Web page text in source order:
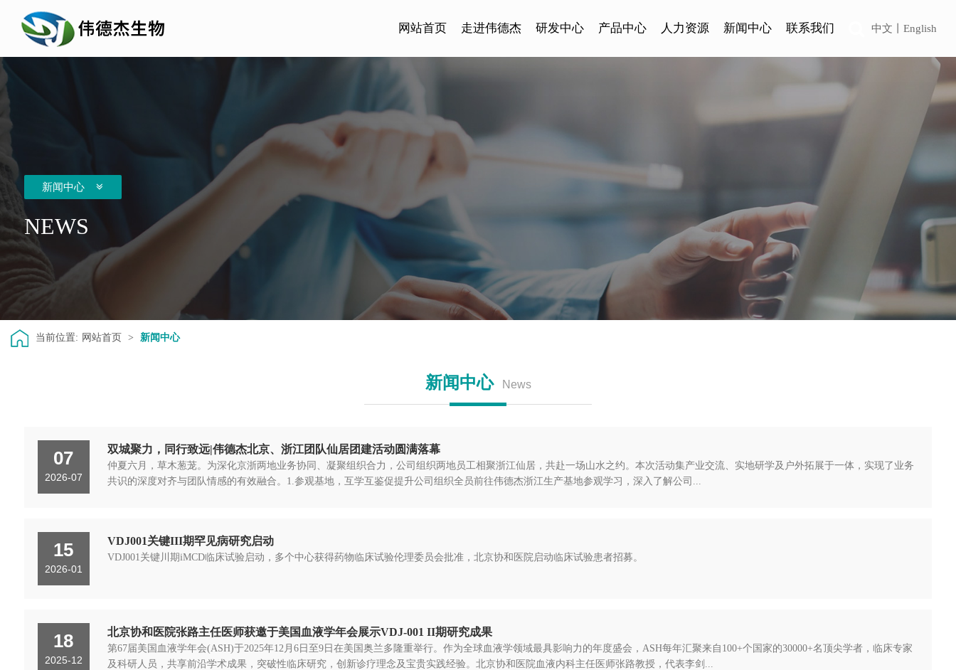
网站首页 走进伟德杰 研发中心 产品中心 人力资源 新闻中心 联系我们 中文 丨English
新闻中心
NEWS
当前位置: 网站首页 > 新闻中心
新闻中心 News
07
2026-07
双城聚力，同行致远|伟德杰北京、浙江团队仙居团建活动圆满落幕
仲夏六月，草木葱茏。为深化京浙两地业务协同、凝聚组织合力，公司组织两地员工相聚浙江仙居，共赴一场山水之约。本次活动集产业交流、实地研学及户外拓展于一体，实现了业务
共识的深度对齐与团队情感的有效融合。1.参观基地，互学互鉴促提升公司组织全员前往伟德杰浙江生产基地参观学习，深入了解公司...
15
2026-01
VDJ001关键III期罕见病研究启动
VDJ001关键川期iMCD临床试验启动，多个中心获得药物临床试验伦理委员会批准，北京协和医院启动临床试验患者招募。
18
2025-12
北京协和医院张路主任医师获邀于美国血液学年会展示VDJ-001 II期研究成果
第67届美国血液学年会(ASH)于2025年12月6日至9日在美国奥兰多隆重举行。作为全球血液学领域最具影响力的年度盛会，ASH每年汇聚来自100+个国家的30000+名顶尖学者，临床专家
及科研人员，共享前沿学术成果，突破性临床研究，创新诊疗理念及宝贵实践经验。北京协和医院血液内科主任医师张路教授，代表李剑...